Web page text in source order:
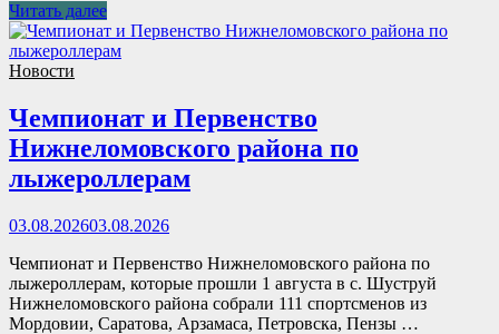
Читать далее
Новости
Чемпионат и Первенство
Нижнеломовского района по
лыжероллерам
03.08.202603.08.2026
Чемпионат и Первенство Нижнеломовского района по
лыжероллерам, которые прошли 1 августа в с. Шуструй
Нижнеломовского района собрали 111 спортсменов из
Мордовии, Саратова, Арзамаса, Петровска, Пензы …